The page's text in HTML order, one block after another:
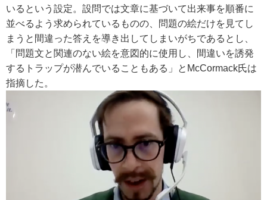
いるという設定。設問では文章に基づいて出来事を順番に
並べるよう求められているものの、問題の絵だけを見てし
まうと間違った答えを導き出してしまいがちであるとし、
「問題文と関連のない絵を意図的に使用し、間違いを誘発
するトラップが潜んでいることもある」と McCormack氏は
指摘した。